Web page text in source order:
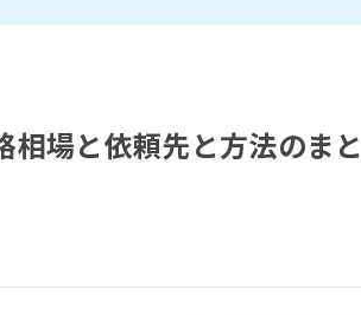
場と依頼先と方法のまと